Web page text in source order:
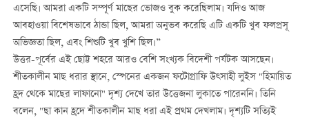
এসেছি। আমরা একটি সম্পূর্ণ মাছের ভোজও বুক করেছিলাম। যদিও আজ
আবহাওয়া বিশেষভাবে ঠান্ডা ছিল, আমরা অনুভব করেছি এটি একটি খুব ফলপ্রসূ
অভিজ্ঞতা ছিল, এবং শিশুটি খুব খুশি ছিল।”
উত্তর-পূর্বের এই ছোট্ট শহরে আরও বেশি সংখ্যক বিদেশী পর্যটক আসছেন।
শীতকালীন মাছ ধরার স্থানে, স্পেনের একজন ফটোগ্রাফি উত্সাহী লুইস "হিমায়িত
হ্রদ থেকে মাছের লাফানো" দৃশ্য দেখে তার উত্তেজনা লুকাতে পারেননি। তিনি
বলেন, "ছা কান হ্রদে শীতকালীন মাছ ধরা এই প্রথম দেখলাম। দৃশ্যটি সত্যিই